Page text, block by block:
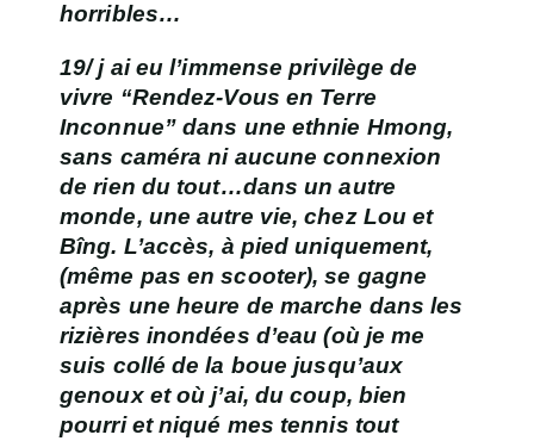
horribles…
19/ j ai eul’immense privilège de
vivre “Rendez-Vous en Terre
Inconnue” dans une ethnie Hmong,
sans caméra ni aucune connexion
de rien du tout…dans un autre
monde, une autre vie, chez Lou et
Bîng. L’accès, à pied uniquement,
(même pas en scooter), se gagne
après une heure de marche dans les
rizières inondées d’eau (où je me
suis collé de la boue jusqu’aux
genoux et où j’ai, du coup, bien
pourri et niqué mes tennis tout